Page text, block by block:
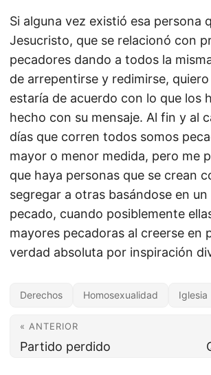
Si alguna vez existió esa persona
Jesucristo, que se relacionó con
pecadores dando a todos la
de arrepentirse y redimirse,
estaría de acuerdo con lo que los
hecho con su mensaje. Al fin y al
días que corren todos somos
mayor o menor medida, pero me
que haya personas que se crean
segregar a otras basándose en un
pecado, cuando posiblemente
mayores pecadoras al creerse en
verdad absoluta por inspiración
Derechos Homosexualidad Iglesia
« ANTERIOR
Partido perdido